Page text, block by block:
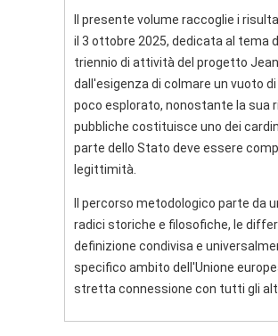
Il presente volume raccoglie i
il 3 ottobre 2025, dedicata al tema
triennio di attività del progetto
dall'esigenza di colmare un vuoto
poco esplorato, nonostante la sua
pubbliche costituisce uno dei
parte dello Stato deve essere
legittimità.
Il percorso metodologico parte
radici storiche e filosofiche, le
definizione condivisa e
specifico ambito dell'Unione
stretta connessione con tutti gli